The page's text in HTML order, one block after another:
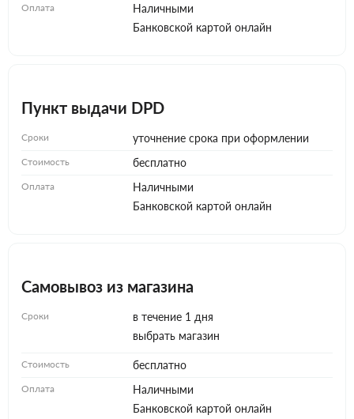
Оплата
Наличными
Банковской картой онлайн
Пункт выдачи DPD
Сроки уточнение срока при оформлении
Стоимость бесплатно
Оплата
Наличными
Банковской картой онлайн
Самовывоз из магазина
Сроки
в течение 1 дня
выбрать магазин
Стоимость бесплатно
Оплата
Наличными
Банковской картой онлайн